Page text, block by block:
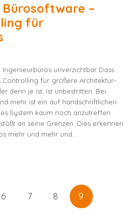
–
für
unverzichtbar Dass
Controlling für größere Architektur-
denn je ist, ist unbestritten. Bei
mehr ist ein auf handschriftlichen
System kaum noch anzutreffen
an seine Grenzen. Dies erkennen
mehr und mehr und…
6 7 8 9